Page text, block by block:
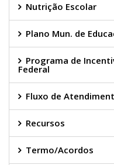
Nutrição Escolar
Plano Mun. de
Programa de
Federal
Fluxo de
Recursos
Termo/Acordos